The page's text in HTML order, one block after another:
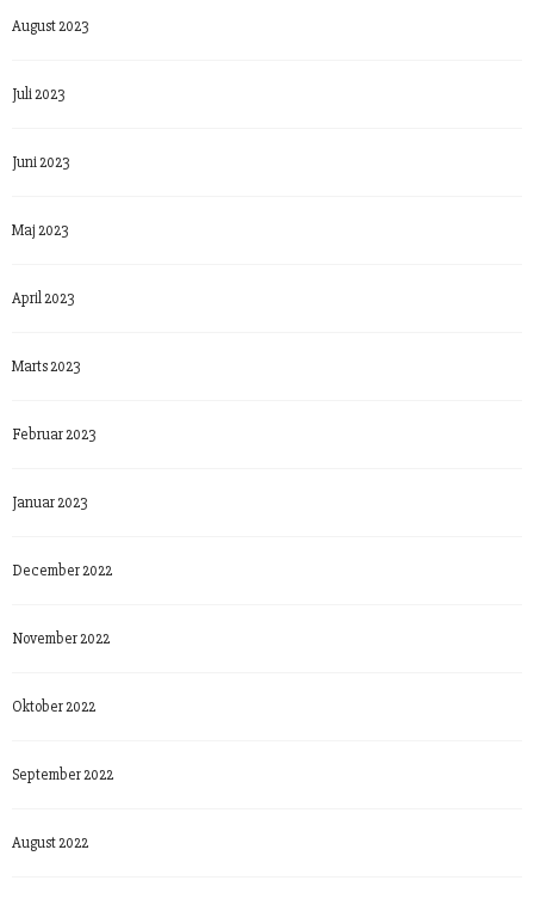
August 2023
Juli 2023
Juni 2023
Maj 2023
April 2023
Marts 2023
Februar 2023
Januar 2023
December 2022
November 2022
Oktober 2022
September 2022
August 2022